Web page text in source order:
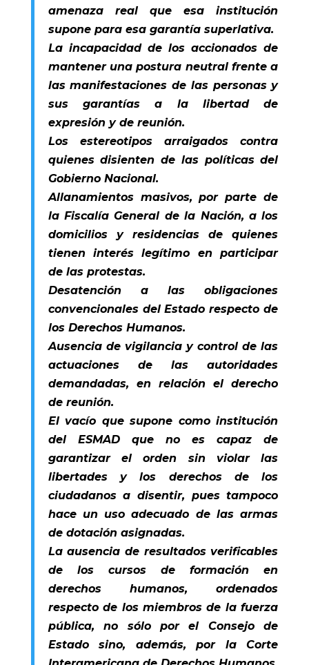
amenaza real que esa institución
supone para esa garantía superlativa.
La incapacidad de los accionados de
mantener una postura neutral frente a
las manifestaciones de las personas y
sus garantías a la libertad de
expresión y de reunión.
Los estereotipos arraigados contra
quienes disienten de las políticas del
Gobierno Nacional.
Allanamientos masivos, por parte de
la Fiscalía General de la Nación, a los
domicilios y residencias de quienes
tienen interés legítimo en participar
de las protestas.
Desatención a las obligaciones
convencionales del Estado respecto de
los Derechos Humanos.
Ausencia de vigilancia y control de las
actuaciones de las autoridades
demandadas, en relación el derecho
de reunión.
El vacío que supone como institución
del ESMAD que no es capaz de
garantizar el orden sin violar las
libertades y los derechos de los
ciudadanos a disentir, pues tampoco
hace un uso adecuado de las armas
de dotación asignadas.
La ausencia de resultados verificables
de los cursos de formación en
derechos humanos, ordenados
respecto de los miembros de la fuerza
pública, no sólo por el Consejo de
Estado sino, además, por la Corte